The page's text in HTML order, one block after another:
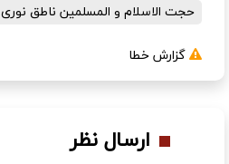
حجت الاسلام و المسلمین ناطق نوری
گزارش خطا
ارسال نظر